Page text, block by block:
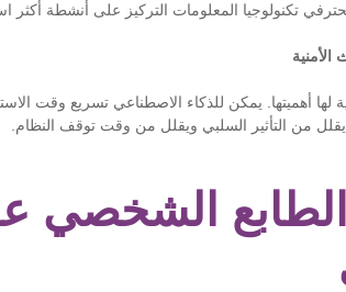
تكنولوجيا المعلومات التركيز على أنشطة أكثر
لها أهميتها. يمكن للذكاء الاصطناعي تسريع وقت
يقلل من التأثير السلبي ويقلل من وقت توقف النظام.
الطابع الشخصي